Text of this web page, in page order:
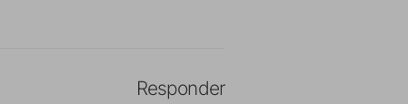
Responder